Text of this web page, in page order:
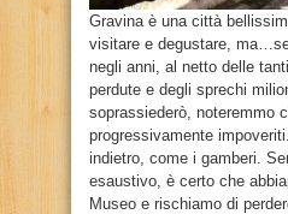
Gravina è una città
visitare e degustare,
negli anni, al netto delle
perdute e degli sprechi
soprassiederò, noteremmo
progressivamente
indietro, come i gamberi.
esaustivo, è certo che
Museo e rischiamo di